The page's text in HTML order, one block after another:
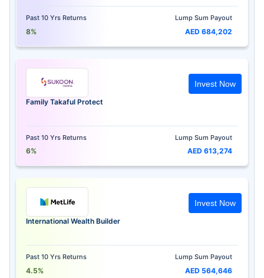
Past 10 Yrs Returns
8%
Lump Sum Payout
AED 684,202
Family Takaful Protect
Past 10 Yrs Returns
6%
Lump Sum Payout
AED 613,274
Invest Now
International Wealth Builder
Past 10 Yrs Returns
4.5%
Lump Sum Payout
AED 564,646
Invest Now